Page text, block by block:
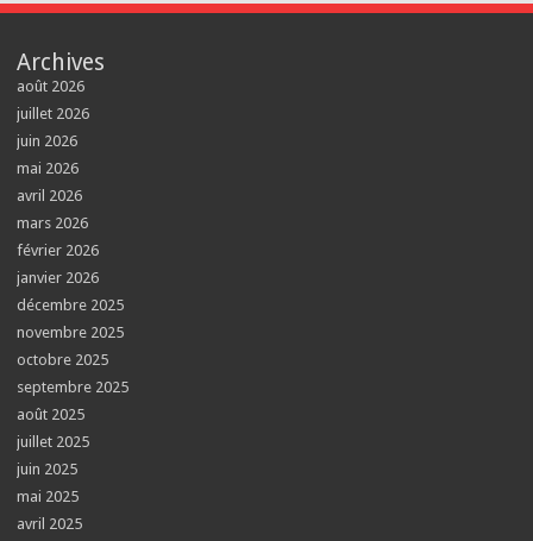
Archives
août 2026
juillet 2026
juin 2026
mai 2026
avril 2026
mars 2026
février 2026
janvier 2026
décembre 2025
novembre 2025
octobre 2025
septembre 2025
août 2025
juillet 2025
juin 2025
mai 2025
avril 2025